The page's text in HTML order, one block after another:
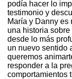
podía hacer lo
testimonio y
María y Danny es
una historia
desde lo más
un nuevo sentido
queremos
responder a la
comportamientos